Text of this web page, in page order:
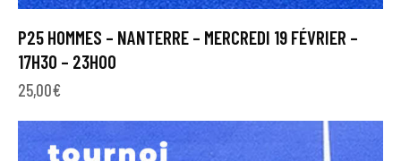
P25 HOMMES – NANTERRE – MERCREDI 19 FÉVRIER –
17H30 – 23H00
25,00€